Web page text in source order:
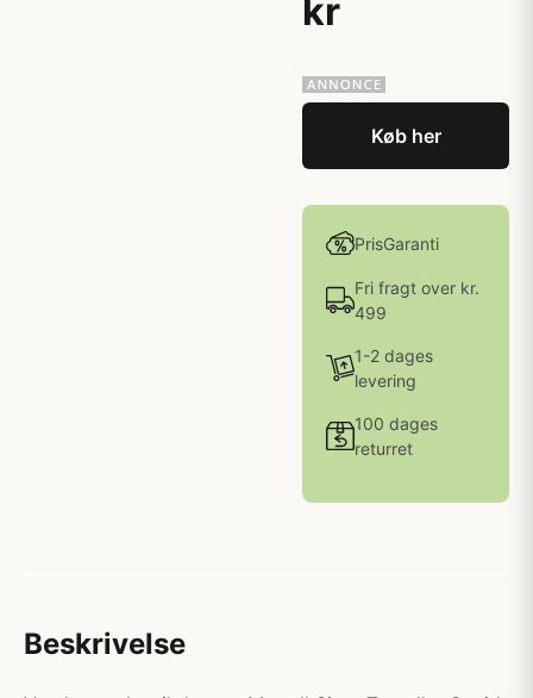
kr
Køb her
PrisGaranti
Fri fragt over kr.
499
1-2 dages
levering
100 dages
returret
Beskrivelse